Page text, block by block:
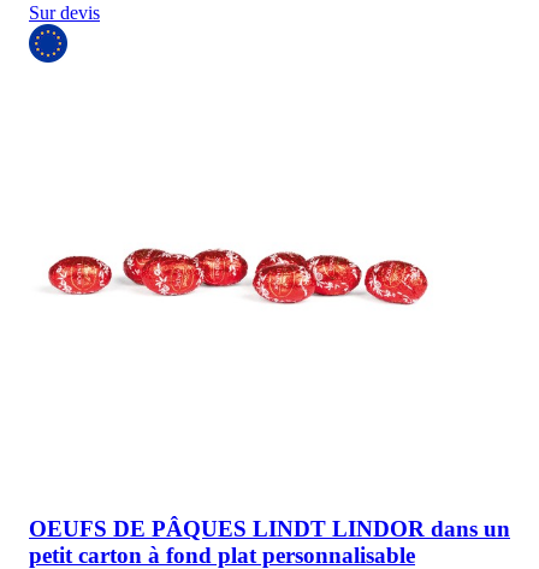
Sur devis
OEUFS DE PÂQUES LINDT LINDOR dans un
petit carton à fond plat personnalisable